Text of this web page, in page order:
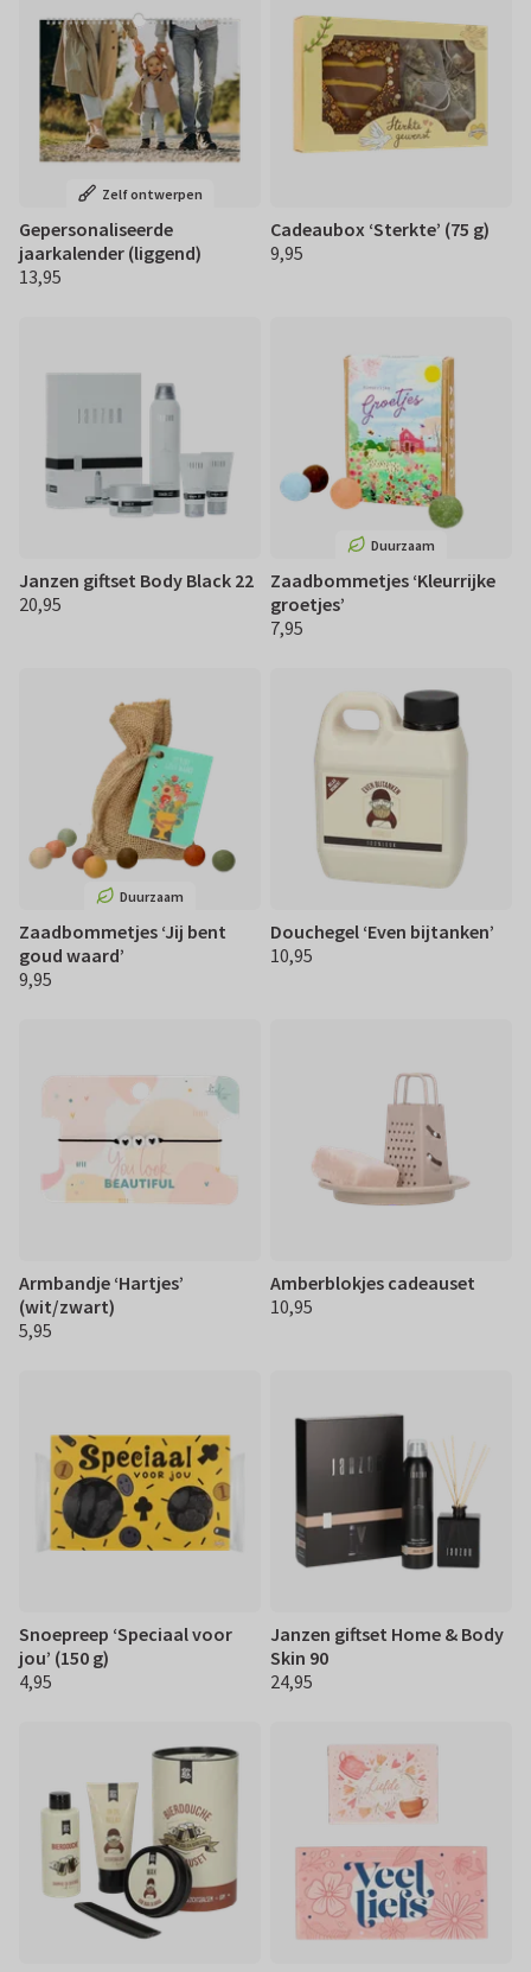
Zelf ontwerpen
Gepersonaliseerde
jaarkalender (liggend)
€ 13,95
13,95
Cadeaubox ‘Sterkte’ (75 g)
€ 9,95
9,95
Janzen giftset Body Black 22
€ 20,95
20,95
Duurzaam
Zaadbommetjes ‘Kleurrijke
groetjes’
€ 7,95
7,95
Duurzaam
Zaadbommetjes ‘Jij bent
goud waard’
€ 9,95
9,95
Douchegel ‘Even bijtanken’
€ 10,95
10,95
Armbandje ‘Hartjes’
(wit/zwart)
€ 5,95
5,95
Amberblokjes cadeauset
€ 10,95
10,95
Snoepreep ‘Speciaal voor
jou’ (150 g)
€ 4,95
4,95
Janzen giftset Home & Body
Skin 90
€ 24,95
24,95